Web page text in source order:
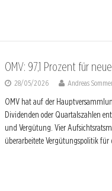
OMV: 97,1 Prozent für
28/05/2026 Andreas
OMV hat auf der
Dividenden oder Quartalszahlen
und Vergütung. Vier
überarbeitete Vergütungspolitik für